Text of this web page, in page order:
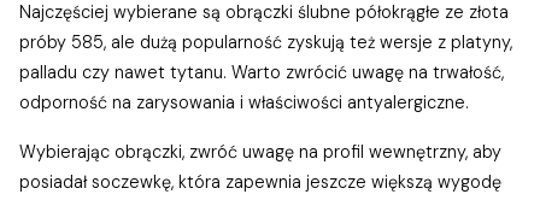
Najczęściej wybierane są obrączki ślubne półokrągłe ze złota
próby 585, ale dużą popularność zyskują też wersje z platyny,
palladu czy nawet tytanu. Warto zwrócić uwagę na trwałość,
odporność na zarysowania i właściwości antyalergiczne.
Wybierając obrączki, zwróć uwagę na profil wewnętrzny, aby
posiadał soczewkę, która zapewnia jeszcze większą wygodę